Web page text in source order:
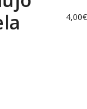
4,00€